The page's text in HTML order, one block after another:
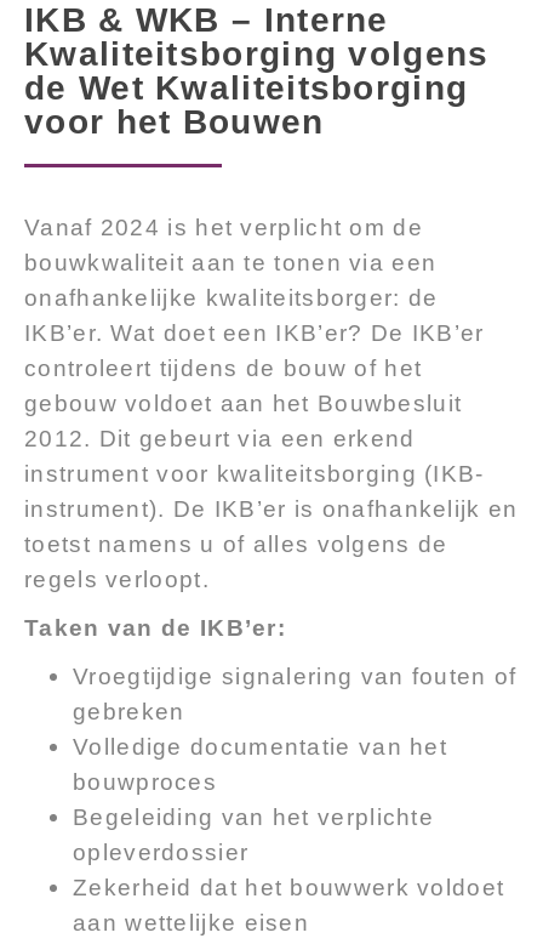
IKB & WKB – Interne
Kwaliteitsborging volgens
de Wet Kwaliteitsborging
voor het Bouwen
Vanaf 2024 is het verplicht om de
bouwkwaliteit aan te tonen via een
onafhankelijke kwaliteitsborger: de
IKB’er.Wat doet een IKB’er? De IKB’er
controleert tijdens de bouw of het
gebouw voldoet aan het Bouwbesluit
2012. Dit gebeurt via een erkend
instrument voor kwaliteitsborging (IKB-
instrument). De IKB’er is onafhankelijk en
toetst namens u of alles volgens de
regels verloopt.
Taken van de IKB’er:
Vroegtijdige signalering van fouten of
gebreken
Volledige documentatie van het
bouwproces
Begeleiding van het verplichte
opleverdossier
Zekerheid dat het bouwwerk voldoet
aan wettelijke eisen